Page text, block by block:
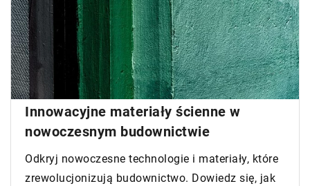
Innowacyjne materiały ścienne w
nowoczesnym budownictwie
Odkryj nowoczesne technologie i materiały, które
zrewolucjonizują budownictwo. Dowiedz się, jak